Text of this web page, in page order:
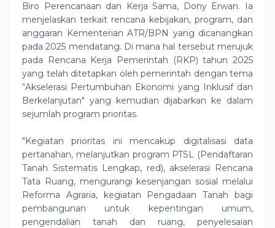
Biro Perencanaan dan Kerja Sama, Dony Erwan. Ia
menjelaskan terkait rencana kebijakan, program, dan
anggaran Kementerian ATR/BPN yang dicanangkan
pada 2025 mendatang. Di mana hal tersebut merujuk
pada Rencana Kerja Pemerintah (RKP) tahun 2025
yang telah ditetapkan oleh pemerintah dengan tema
“Akselerasi Pertumbuhan Ekonomi yang Inklusif dan
Berkelanjutan" yang kemudian dijabarkan ke dalam
sejumlah program prioritas.
"Kegiatan prioritas ini mencakup digitalisasi data
pertanahan, melanjutkan program PTSL (Pendaftaran
Tanah Sistematis Lengkap, red), akselerasi Rencana
Tata Ruang, mengurangi kesenjangan sosial melalui
Reforma Agraria, kegiatan Pengadaan Tanah bagi
pembangunan untuk kepentingan umum,
pengendalian tanah dan ruang, penyelesaian